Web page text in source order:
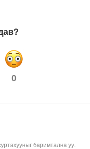
0
баримтална уу.